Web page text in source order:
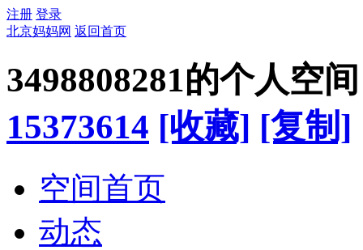
注册 登录
北京妈妈网 返回首页
3498808281的个人空间
15373614 [收藏] [复制]
空间首页
动态